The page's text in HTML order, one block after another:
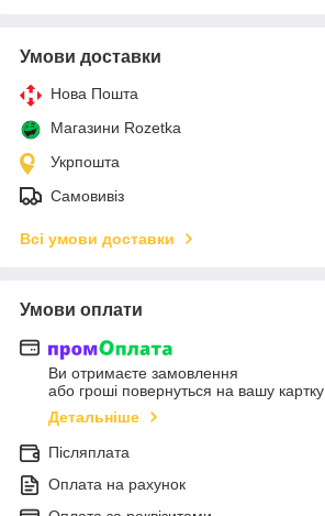
Умови доставки
Нова Пошта
Магазини Rozetka
Укрпошта
Самовивіз
Всі умови доставки
Умови оплати
Ви отримаєте замовлення
або гроші повернуться на вашу картку
Детальніше
Післяплата
Оплата на рахунок